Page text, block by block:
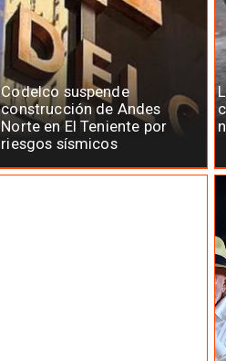
Codelco suspende
construcción de Andes
Norte en El Teniente por
riesgos sísmicos